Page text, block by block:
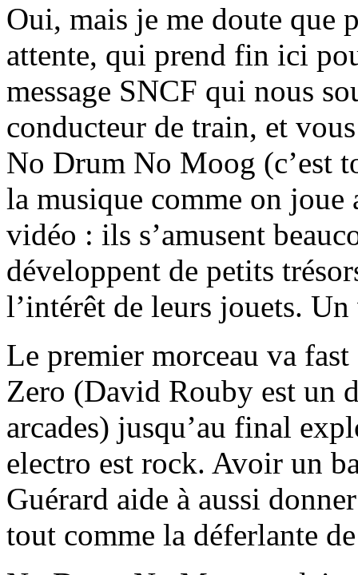
Oui, mais je me doute que
attente, qui prend fin ici
message SNCF qui nous
conducteur de train, et
No Drum No Moog (c’est
la musique comme on
vidéo : ils s’amusent
développent de petits
l’intérêt de leurs jouets.
Le premier morceau va
Zero (David Rouby est un
arcades) jusqu’au final
electro est rock. Avoir un
Guérard aide à aussi
tout comme la déferlante